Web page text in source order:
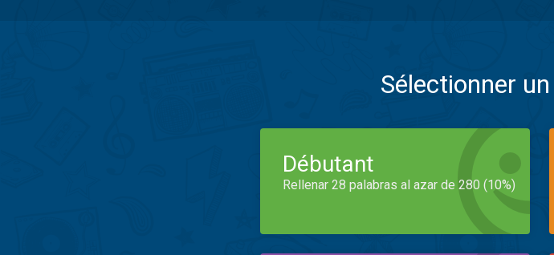
Sélectionner
Débutant
Rellenar 28 palabras al azar de 280 (10%)